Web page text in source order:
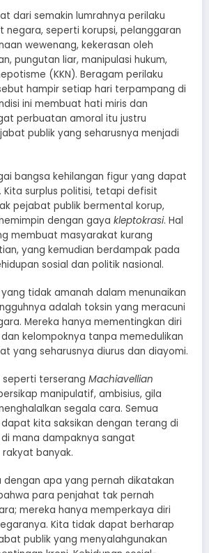
dari semakin lumrahnya perilaku
seperti korupsi, pelanggaran
wewenang, kekerasan oleh
pungutan liar, manipulasi hukum,
(KKN). Beragam perilaku
hampir setiap hari terpampang di
ini membuat hati miris dan
perbuatan amoral itu justru
publik yang seharusnya menjadi
bangsa kehilangan figur yang dapat
. Kita surplus politisi, tetapi defisit
pejabat publik bermental korup,
dengan gaya kleptokrasi. Hal
membuat masyarakat kurang
yang kemudian berdampak pada
sosial dan politik nasional.
tidak amanah dalam menunaikan
adalah toksin yang meracuni
Mereka hanya mementingkan diri
kelompoknya tanpa memedulikan
yang seharusnya diurus dan diayomi.
terserang Machiavellian
manipulatif, ambisius, gila
segala cara. Semua
kita saksikan dengan terang di
mana dampaknya sangat
banyak.
dengan apa yang pernah dikatakan
para penjahat tak pernah
mereka hanya memperkaya diri
Kita tidak dapat berharap
publik yang menyalahgunakan